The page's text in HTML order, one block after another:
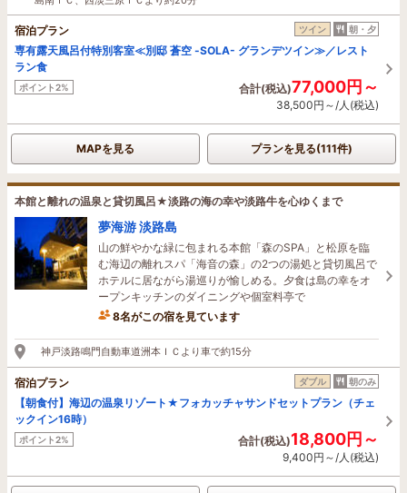
宿泊プラン ツイン 朝・夕
専有露天風呂付特別客室≪別邸 蒼空 -SOLA- グランデツイン≫／レスト
ラン食
ポイント2% 合計(税込)77,000円～
38,500円～/人(税込)
MAPを見る プランを見る(111件)
本館と離れの温泉と貸切風呂★淡路の海の幸や淡路牛を心ゆくまで
夢海游 淡路島
山の鮮やかな緑に包まれる本館「森のSPA」と松原を臨
む海辺の離れスパ「海音の森」の2つの湯処と貸切風呂で
ホテルに居ながら湯巡りが愉しめる。夕食は島の幸をオ
ープンキッチンのダイニングや個室料亭で
8名がこの宿を見ています
1時間前に予約されました
神戸淡路鳴門自動車道洲本ＩＣより車で約15分
宿泊プラン ダブル 朝のみ
【朝食付】海辺の温泉リゾート★フォカッチャサンドセットプラン（チェ
ックイン16時）
ポイント2% 合計(税込)18,800円～
9,400円～/人(税込)